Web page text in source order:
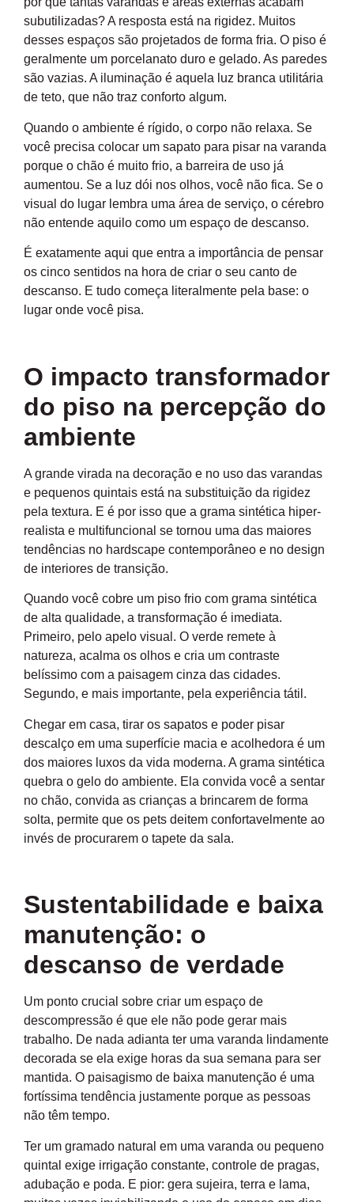
subutilizadas? A resposta está na rigidez. Muitos
desses espaços são projetados de forma fria. O piso é
geralmente um porcelanato duro e gelado. As paredes
são vazias. A iluminação é aquela luz branca utilitária
de teto, que não traz conforto algum.
Quando o ambiente é rígido, o corpo não relaxa. Se
você precisa colocar um sapato para pisar na varanda
porque o chão é muito frio, a barreira de uso já
aumentou. Se a luz dói nos olhos, você não fica. Se o
visual do lugar lembra uma área de serviço, o cérebro
não entende aquilo como um espaço de descanso.
É exatamente aqui que entra a importância de pensar
os cinco sentidos na hora de criar o seu canto de
descanso. E tudo começa literalmente pela base: o
lugar onde você pisa.
O impacto transformador
do piso na percepção do
ambiente
A grande virada na decoração e no uso das varandas
e pequenos quintais está na substituição da rigidez
pela textura. E é por isso que a grama sintética hiper-
realista e multifuncional se tornou uma das maiores
tendências no hardscape contemporâneo e no design
de interiores de transição.
Quando você cobre um piso frio com grama sintética
de alta qualidade, a transformação é imediata.
Primeiro, pelo apelo visual. O verde remete à
natureza, acalma os olhos e cria um contraste
belíssimo com a paisagem cinza das cidades.
Segundo, e mais importante, pela experiência tátil.
Chegar em casa, tirar os sapatos e poder pisar
descalço em uma superfície macia e acolhedora é um
dos maiores luxos da vida moderna. A grama sintética
quebra o gelo do ambiente. Ela convida você a sentar
no chão, convida as crianças a brincarem de forma
solta, permite que os pets deitem confortavelmente ao
invés de procurarem o tapete da sala.
Sustentabilidade e baixa
manutenção: o
descanso de verdade
Um ponto crucial sobre criar um espaço de
descompressão é que ele não pode gerar mais
trabalho. De nada adianta ter uma varanda lindamente
decorada se ela exige horas da sua semana para ser
mantida. O paisagismo de baixa manutenção é uma
fortíssima tendência justamente porque as pessoas
não têm tempo.
Ter um gramado natural em uma varanda ou pequeno
quintal exige irrigação constante, controle de pragas,
adubação e poda. E pior: gera sujeira, terra e lama,